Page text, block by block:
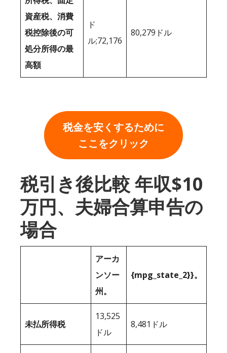
資産税、消費
税控除後の可
処分所得の最
高額
ド
ル;72,176
80,279ドル
税金を安くするために
ここをクリック
税引き後比較 年収$10
万円、夫婦合算申告の
場合
アーカ
ンソー
州。
{mpg_state_2}}。
未払所得税
13,525
ドル
8,481ドル